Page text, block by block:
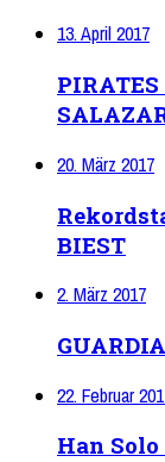
13. April 2017
20. März 2017
BIEST
2. März 2017
22. Februar
Han